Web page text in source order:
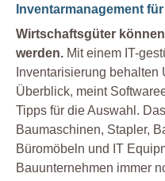
Inventarmanagement
Wirtschaftsgüter
werden. Mit einem IT-
Inventarisierung
Überblick, meint
Tipps für die Auswahl.
Baumaschinen, Stapler,
Büromöbeln und IT
Bauunternehmen immer